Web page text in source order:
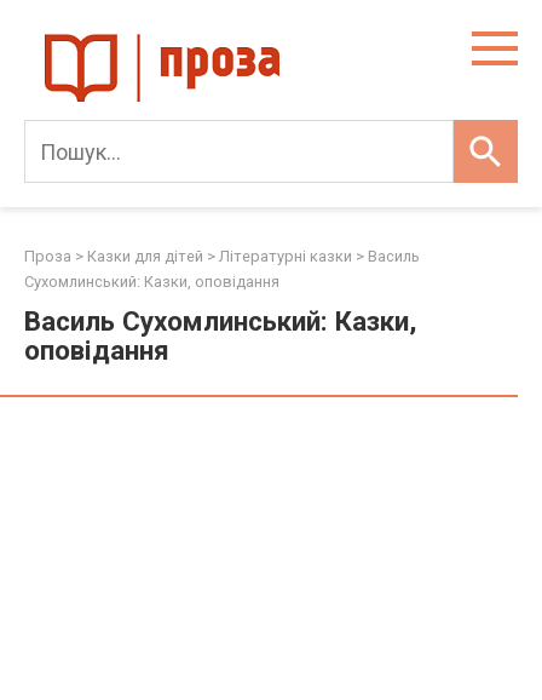
content
Проза > Казки для дітей > Літературні казки > Василь
Сухомлинський: Казки, оповідання
Василь Сухомлинський: Казки,
оповідання